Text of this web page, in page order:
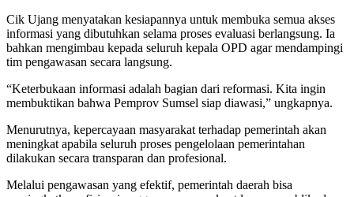
Cik Ujang menyatakan kesiapannya untuk membuka semua akses
informasi yang dibutuhkan selama proses evaluasi berlangsung. Ia
bahkan mengimbau kepada seluruh kepala OPD agar mendampingi
tim pengawasan secara langsung.
“Keterbukaan informasi adalah bagian dari reformasi. Kita ingin
membuktikan bahwa Pemprov Sumsel siap diawasi,” ungkapnya.
Menurutnya, kepercayaan masyarakat terhadap pemerintah akan
meningkat apabila seluruh proses pengelolaan pemerintahan
dilakukan secara transparan dan profesional.
Melalui pengawasan yang efektif, pemerintah daerah bisa